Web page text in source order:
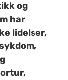
og
har
lidelser,